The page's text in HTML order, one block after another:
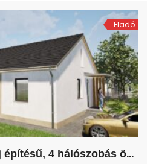
Eladó
K
iskunlacházán, új építésű, 4 hálószobás önálló családi ház!